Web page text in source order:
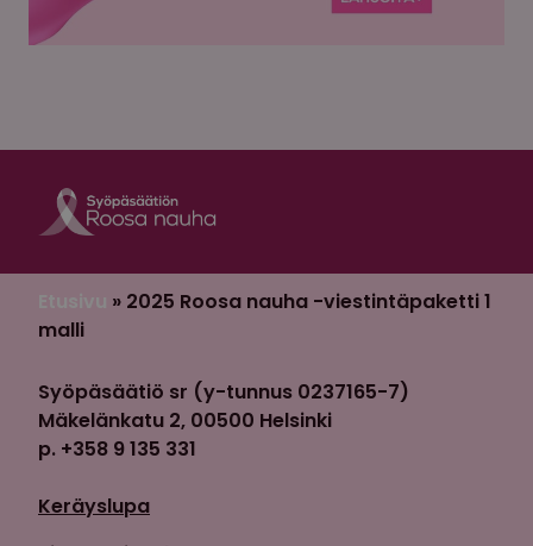
» 2025 Roosa nauha -viestintäpaketti 1
malli
Syöpäsäätiö sr (y-tunnus 0237165-7)
Mäkelänkatu 2, 00500 Helsinki
p. +358 9 135 331
Keräyslupa